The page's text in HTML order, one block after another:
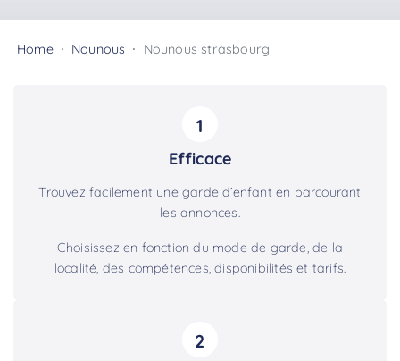
Home Nounous Nounous strasbourg
1
Efficace
Trouvez facilement une garde d’enfant en parcourant
les annonces.
Choisissez en fonction du mode de garde, de la
localité, des compétences, disponibilités et tarifs.
2